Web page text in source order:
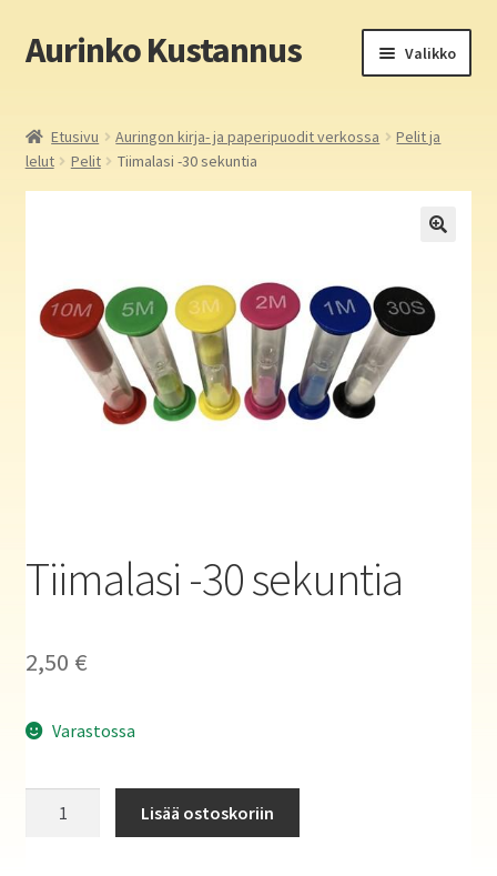
Siirry
navigointiin
Siirry
sisältöön
Aurinko Kustannus Valikko
Yritys
Aurinko Kustannus: kirjat
Auringon kirja- ja paperipuodit verkossa
Etusivu Auringon kirja- ja paperipuodit verkossa
Pelit ja
lelut
Pelit Tiimalasi -30 sekuntia
Tiimalasi -30 sekuntia
2,50 €
Varastossa
Lisää ostoskoriin